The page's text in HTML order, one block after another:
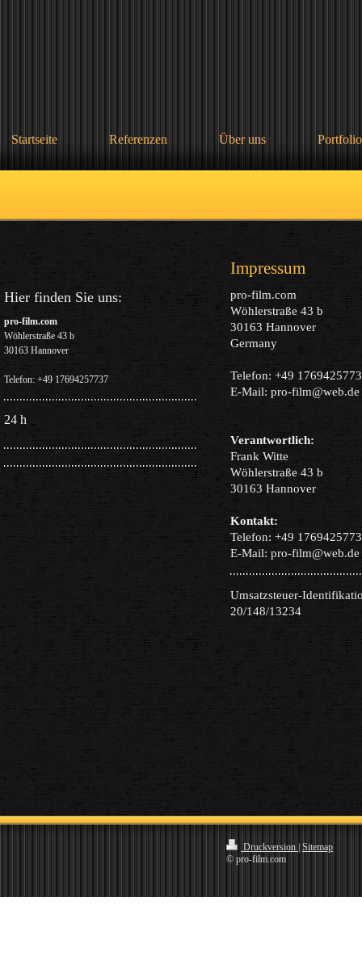
Startseite Referenzen Über uns Portfolio
Hier finden Sie uns:
pro-film.com
Wöhlerstraße 43 b
30163 Hannover
Telefon: +49 17694257737
24 h
Impressum
pro-film.com
Wöhlerstraße 43 b
30163 Hannover
Germany
Telefon: +49
E-Mail: pro-film@web.de
Verantwortlich:
Frank Witte
Wöhlerstraße 43 b
30163 Hannover
Kontakt:
Telefon: +49
E-Mail: pro-film@web.de
Umsatzsteuer-
20/148/13234
Druckversion Sitemap
© pro-film.com